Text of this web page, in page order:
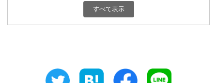
1,200円 神奈川県
新潟県 1,200円 富山県 1,200円
1,200円 長野県
すべて表示